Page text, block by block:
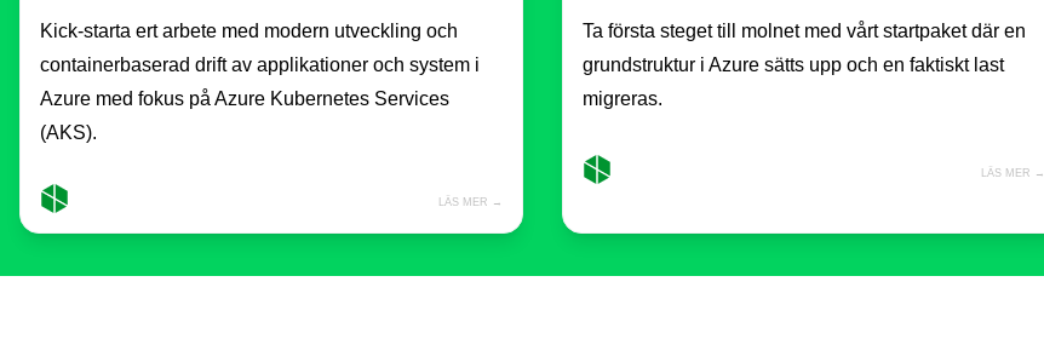
Kick-starta ert arbete med modern utveckling och
containerbaserad drift av applikationer och system i
Azure med fokus på Azure Kubernetes Services
(AKS).
LÄS MER →
Ta första steget till molnet med vårt startpaket där en
grundstruktur i Azure sätts upp och en faktiskt last
migreras.
LÄS MER →